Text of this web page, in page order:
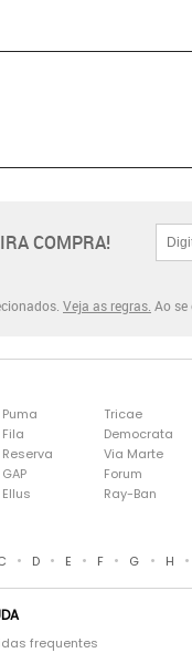
COMPRA!
Veja as regras. Ao se
Puma
Fila
Reserva
GAP
Ellus
Tricae
Democrata
Via Marte
Forum
Ray-Ban
• D • E • F • G • H •
frequentes